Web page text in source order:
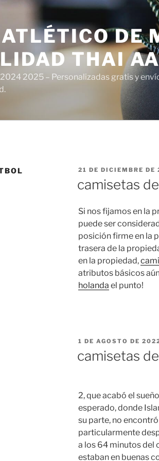
DE
THAI
2025 – Personalizadas gratis y
PUBLICADO
21 DE DICIEMBRE DE
camisetas
Si nos fijamos en la
puede ser
posición firme en la
trasera de la
en la propiedad,
atributos básicos
holanda el punto!
PUBLICADO
1 DE AGOSTO DE
camisetas
2, que acabó el
esperado, donde
su parte, no
particularmente
a los 64 minutos del
estaban en buenas